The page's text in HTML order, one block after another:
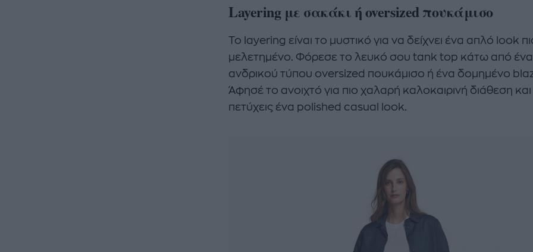
Layering με σακάκι ή oversized πουκάμισο
Το layering είναι το μυστικό για να δείχνει ένα απλό look
μελετημένο. Φόρεσε το λευκό σου tank top κάτω από ένα
ανδρικού τύπου oversized πουκάμισο ή ένα δομημένο
Άφησέ το ανοιχτό για πιο χαλαρή καλοκαιρινή διάθεση
πετύχεις ένα polished casual look.